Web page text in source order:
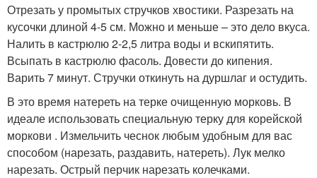
Отрезать у промытых стручков хвостики. Разрезать на
кусочки длиной 4-5 см. Можно и меньше – это дело вкуса.
Налить в кастрюлю 2-2,5 литра воды и вскипятить.
Всыпать в кастрюлю фасоль. Довести до кипения.
Варить 7 минут. Стручки откинуть на дуршлаг и остудить.
В это время натереть на терке очищенную морковь. В
идеале использовать специальную терку для корейской
моркови . Измельчить чеснок любым удобным для вас
способом (нарезать, раздавить, натереть). Лук мелко
нарезать. Острый перчик нарезать колечками.